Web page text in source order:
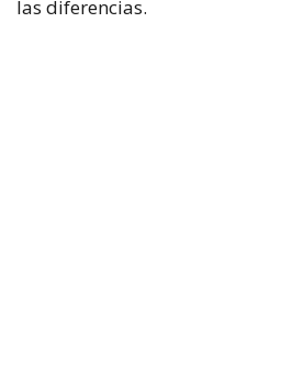
las diferencias.